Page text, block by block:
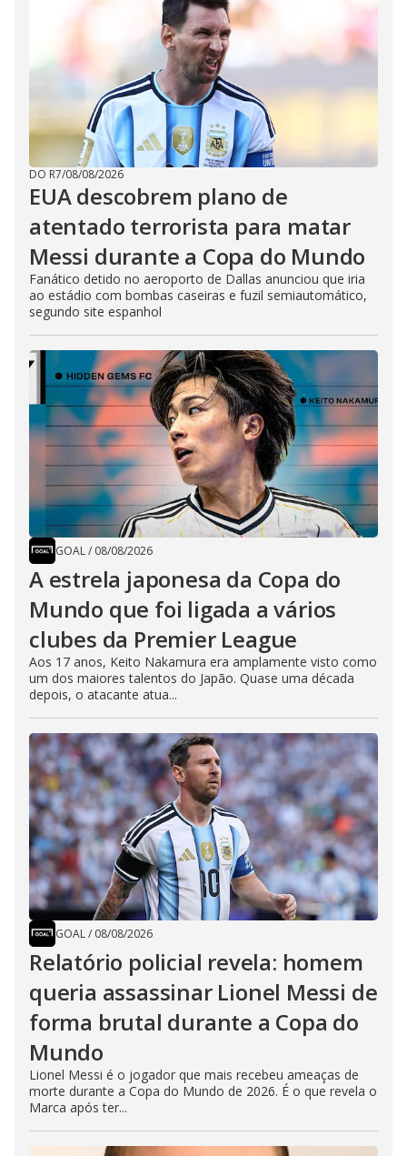
DO R7/08/08/2026
EUA descobrem plano de
atentado terrorista para matar
Messi durante a Copa do Mundo
Fanático detido no aeroporto de Dallas anunciou que iria
ao estádio com bombas caseiras e fuzil semiautomático,
segundo site espanhol
GOAL/ 08/08/2026
A estrela japonesa da Copa do
Mundo que foi ligada a vários
clubes da Premier League
Aos 17 anos, Keito Nakamura era amplamente visto como
um dos maiores talentos do Japão. Quase uma década
depois, o atacante atua...
GOAL/ 08/08/2026
Relatório policial revela: homem
queria assassinar Lionel Messi de
forma brutal durante a Copa do
Mundo
Lionel Messi é o jogador que mais recebeu ameaças de
morte durante a Copa do Mundo de 2026. É o que revela o
Marca após ter...